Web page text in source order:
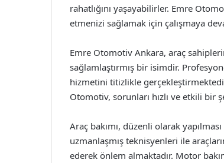
rahatlığını yaşayabilirler. Emre
etmenizi sağlamak için çalışmaya
Emre Otomotiv Ankara, araç
sağlamlaştırmış bir isimdir.
hizmetini titizlikle
Otomotiv, sorunları hızlı ve etkili bir
Araç bakımı, düzenli olarak
uzmanlaşmış teknisyenleri ile
ederek önlem almaktadır. Motor